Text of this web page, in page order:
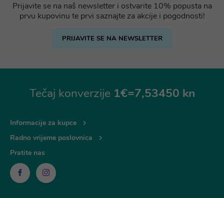
Prijavite se na naš newsletter i ostvarite 10% popusta na
prvu kupovinu te prvi saznajte za akcije i pogodnosti!
PRIJAVITE SE NA NEWSLETTER
Tečaj konverzije 1€=7,53450 kn
Informacije za kupce
Radno vrijeme poslovnica
Pratite nas